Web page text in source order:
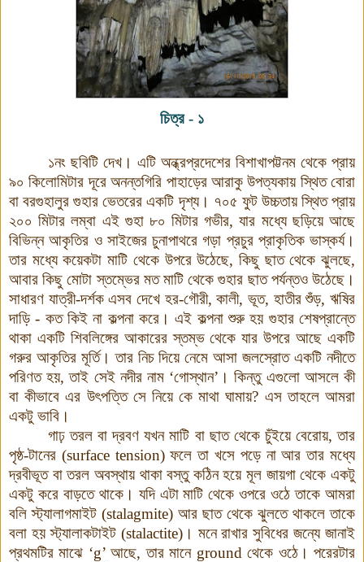
চিত্র - ১
১নং ছবিটি দেখ। এটি অন্ধ্রপ্রদেশের বিশাখাপট্টনম থেকে প্রায়
৯০ কিলোমিটার দূরে অনন্তগিরি পাহাড়ের আরাকু উপত্যকায় স্থিত বোরা
বা বরগুহালুর গুহার ভেতরের একটি দৃশ্য। ৭০৫ ফুট উচ্চতায় স্থিত প্রায়
২০০ মিটার লম্বা এই গুহা ৮০ মিটার গভীর, যার মধ্যে ছড়িয়ে আছে
বিভিন্ন আকৃতির ও সাইজের চুনাপাথরে গড়া প্রচুর প্রাকৃতিক ভাস্কর্য।
তার মধ্যে কয়েকটা মাটি থেকে উপরে উঠেছে, কিছু ছাত থেকে ঝুলছে,
আবার কিছু মোটা স্তম্ভের মত মাটি থেকে গুহার ছাত পর্যন্তও উঠেছে।
সাধারণ যাত্রী-দর্শক এসব দেখে হর-গৌরী, কালী, ভূত, হাতীর শুঁড়, ঋষির
দাড়ি - কত কিই না কল্পনা করে। এই কল্পনা শুরু হয় গুহার শেষপ্রান্তে
থাকা একটি শিবলিঙ্গের আকারের স্তম্ভ থেকে যার উপরে আছে একটি
গরুর আকৃতির মূর্তি। তার নিচ দিয়ে নেমে আসা জলস্রোত একটি নদীতে
পরিণত হয়, তাই সেই নদীর নাম ‘গোস্থান’ ।কিন্তু এগুলো আসলে কী
বা কীভাবে এর উৎপত্তি সে নিয়ে কে মাথা ঘামায়? এস তাহলে আমরা
একটু ভাবি।
গাঢ় তরল বা দ্রবণ যখন মাটি বা ছাত থেকে চুঁইয়ে বেরোয়, তার
পৃষ্ঠ-টানের (surface tension)ফলে তা খসে পড়ে না আর তার মধ্যে
দ্রবীভূত বা তরল অবস্থায় থাকা বস্তু কঠিন হয়ে মূল জায়গা থেকে একটু
একটু করে বাড়তে থাকে। যদি এটা মাটি থেকে ওপরে ওঠে তাকে আমরা
বলি স্ট্যালাগমাইট (stalagmite) আর ছাত থেকে ঝুলতে থাকলে তাকে
বলা হয় স্ট্যালাকটাইট(stalactite)। মনে রাখার সুবিধের জন্যে জানাই
প্রথমটির মাঝে ‘g’ আছে, তার মানে ground থেকে ওঠে। পরেরটার